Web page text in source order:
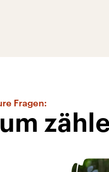
Fragen: